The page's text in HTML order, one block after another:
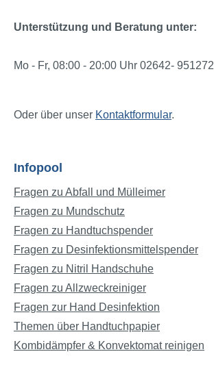
Unterstützung und Beratung unter:
Mo - Fr, 08:00 - 20:00 Uhr 02642- 951272
Oder über unser Kontaktformular.
Infopool
Fragen zu Abfall und Mülleimer
Fragen zu Mundschutz
Fragen zu Handtuchspender
Fragen zu Desinfektionsmittelspender
Fragen zu Nitril Handschuhe
Fragen zu Allzweckreiniger
Fragen zur Hand Desinfektion
Themen über Handtuchpapier
Kombidämpfer & Konvektomat reinigen